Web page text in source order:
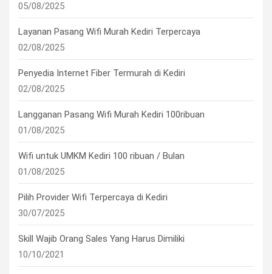
05/08/2025
Layanan Pasang Wifi Murah Kediri Terpercaya
02/08/2025
Penyedia Internet Fiber Termurah di Kediri
02/08/2025
Langganan Pasang Wifi Murah Kediri 100ribuan
01/08/2025
Wifi untuk UMKM Kediri 100 ribuan / Bulan
01/08/2025
Pilih Provider Wifi Terpercaya di Kediri
30/07/2025
Skill Wajib Orang Sales Yang Harus Dimiliki
10/10/2021